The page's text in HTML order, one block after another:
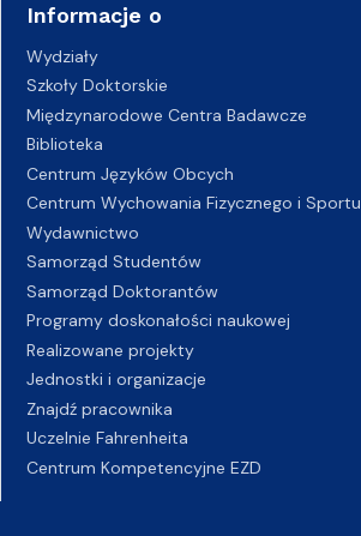
Informacje o
Wydziały
Szkoły Doktorskie
Międzynarodowe Centra Badawcze
Biblioteka
Centrum Języków Obcych
Centrum Wychowania Fizycznego i Sportu
Wydawnictwo
Samorząd Studentów
Samorząd Doktorantów
Programy doskonałości naukowej
Realizowane projekty
Jednostki i organizacje
Znajdź pracownika
Uczelnie Fahrenheita
Centrum Kompetencyjne EZD